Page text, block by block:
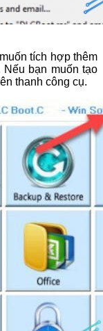
tích hợp thêm
Nếu bạn muốn tạo
thanh công cụ.